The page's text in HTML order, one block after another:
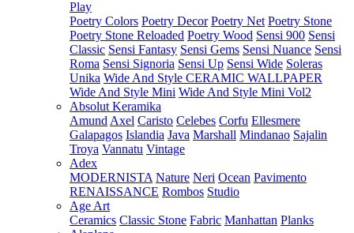
Play
Poetry Colors Poetry Decor Poetry Net Poetry Stone
Poetry Stone Reloaded Poetry Wood Sensi 900 Sensi
Classic Sensi Fantasy Sensi Gems Sensi Nuance Sensi
Roma Sensi Signoria Sensi Up Sensi Wide Soleras
Unika Wide And Style CERAMIC WALLPAPER
Wide And Style Mini Wide And Style Mini Vol2
Absolut Keramika
Amund Axel Caristo Celebes Corfu Ellesmere
Galapagos Islandia Java Marshall Mindanao Sajalin
Troya Vannatu Vintage
Adex
MODERNISTA Nature Neri Ocean Pavimento
RENAISSANCE Rombos Studio
Age Art
Ceramics Classic Stone Fabric Manhattan Planks